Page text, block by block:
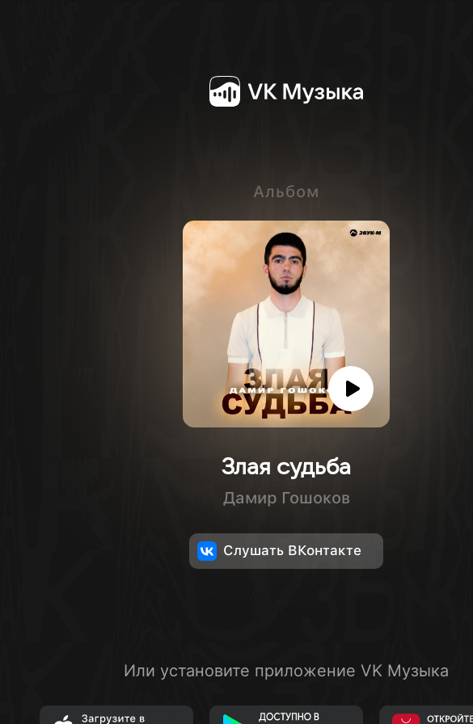
Альбом
Злая судьба
Дамир Гошоков
Слушать ВКонтакте
Или установите приложение VK Музыка